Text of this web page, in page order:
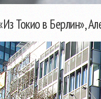
Токио в Берлин»,